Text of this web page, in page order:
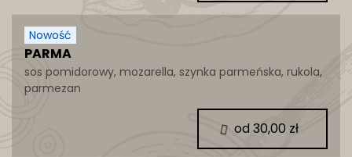
Nowość
PARMA
sos pomidorowy, mozarella, szynka parmeńska, rukola,
parmezan